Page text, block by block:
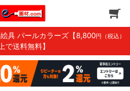
具 パールカラーズ 【8,800円（税込）
で送料無料】